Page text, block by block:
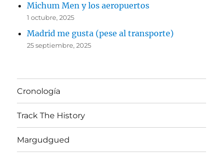
Michum Men y los aeropuertos
1 octubre, 2025
Madrid me gusta (pese al transporte)
25 septiembre, 2025
Cronología
Track The History
Margudgued